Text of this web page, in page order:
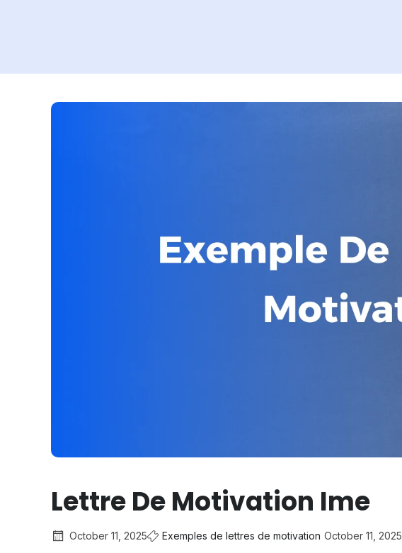
Lettre De Motivation Ime
October 11, 2025 Exemples de lettres de motivation October 11, 2025